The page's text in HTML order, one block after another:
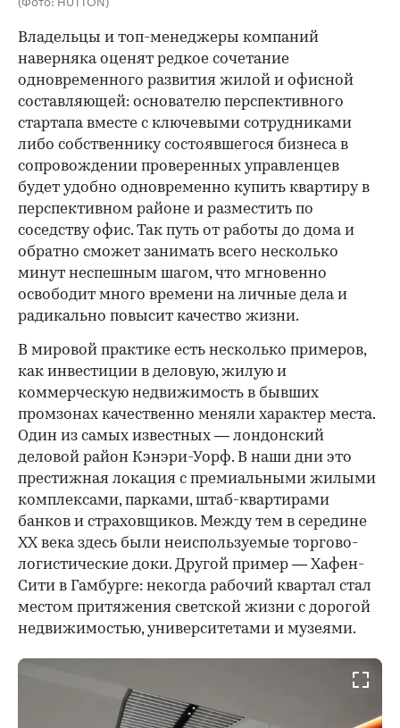
Владельцы и топ-менеджеры компаний
наверняка оценят редкое сочетание
одновременного развития жилой и офисной
составляющей: основателю перспективного
стартапа вместе с ключевыми сотрудниками
либо собственнику состоявшегося бизнеса в
сопровождении проверенных управленцев
будет удобно одновременно купить квартиру в
перспективном районе и разместить по
соседству офис. Так путь от работы до дома и
обратно сможет занимать всего несколько
минут неспешным шагом, что мгновенно
освободит много времени на личные дела и
радикально повысит качество жизни.
В мировой практике есть несколько примеров,
как инвестиции в деловую, жилую и
коммерческую недвижимость в бывших
промзонах качественно меняли характер места.
Один из самых известных — лондонский
деловой район Кэнэри-Уорф. В наши дни это
престижная локация с премиальными жилыми
комплексами, парками, штаб-квартирами
банков и страховщиков. Между тем в середине
XX века здесь были неиспользуемые торгово-
логистические доки. Другой пример — Хафен-
Сити в Гамбурге: некогда рабочий квартал стал
местом притяжения светской жизни с дорогой
недвижимостью, университетами и музеями.